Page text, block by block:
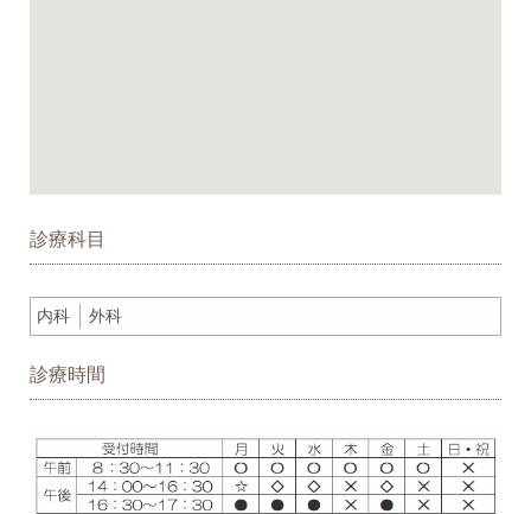
診療科目
内科 外科
診療時間